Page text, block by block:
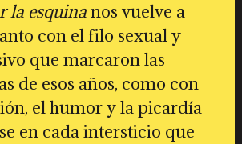
la esquinanos vuelve a
con el filo sexual y
que marcaron las
de esos años, como con
el humor y la picardía
en cada intersticio que